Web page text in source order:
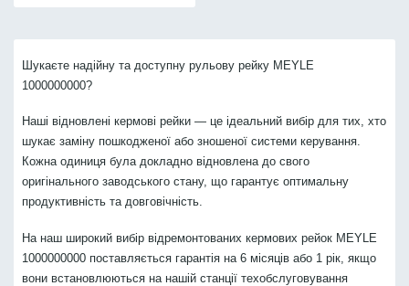
Шукаєте надійну та доступну рульову рейку MEYLE
1000000000?
Наші відновлені кермові рейки — це ідеальний вибір для тих, хто
шукає заміну пошкодженої або зношеної системи керування.
Кожна одиниця була докладно відновлена до свого
оригінального заводського стану, що гарантує оптимальну
продуктивність та довговічність.
На наш широкий вибір відремонтованих кермових рейок MEYLE
1000000000 поставляється гарантія на 6 місяців або 1 рік, якщо
вони встановлюються на нашій станції техобслуговування